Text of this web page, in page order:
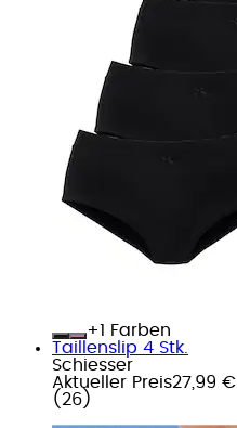
+
Farben
Taillenslip 4 Stk.
Schiesser
Aktueller Preis27,99 €
( 26 )